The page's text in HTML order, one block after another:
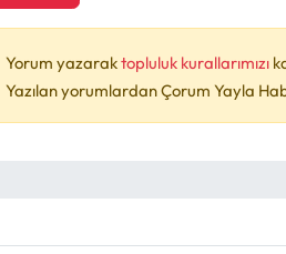
Yorum yazaraktopluluk kurallarımızı
Yazılan yorumlardan Çorum Yayla